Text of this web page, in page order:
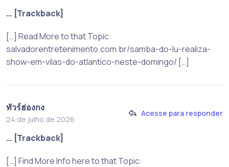
… [Trackback]
[…] Read More to that Topic:
salvadorentretenimento.com.br/samba-do-lu-realiza-
show-em-vilas-do-atlantico-neste-domingo/ […]
ทัวร์ฮ่องกง
24 de julho de 2026
Acesse para responder
… [Trackback]
[…] Find More Info here to that Topic: